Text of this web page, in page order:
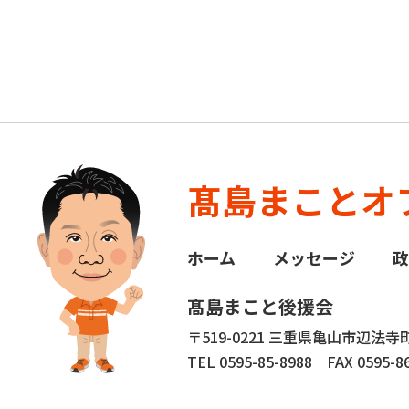
髙島まことオ
ホーム メッセージ
髙島まこと後援会
〒519-0221 三重県亀山市辺法寺
TEL 0595-85-8988 FAX 0595-